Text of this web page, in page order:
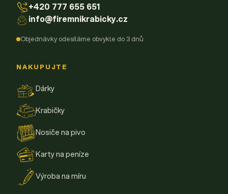
+420 777 655 651
info@firemnikrabicky.cz
Objednávky odesíláme obvykle do 3 dnů
NAKUPUJTE
Dárky
Krabičky
Nosiče na pivo
Karty na peníze
Výroba na míru